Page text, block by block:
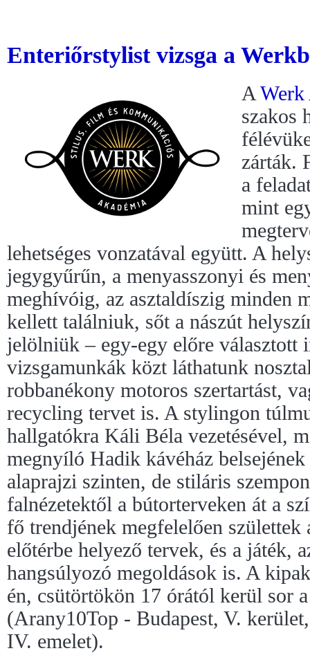
Enteriőrstylist vizsga a
A Werk
szakos
zárták.
a
mint
lehetséges vonzatával együtt. A
jegygyűrűn, a menyasszonyi és
meghívóig, az asztaldíszig minden
kellett találniuk, sőt a nászút
jelölniük – egy-egy előre választott
vizsgamunkák közt láthatunk
robbanékony motoros szertartást,
recycling tervet is. A stylingon
hallgatókra Káli Béla vezetésével,
megnyíló Hadik kávéház belsejének
alaprajzi szinten, de stiláris
falnézetektől a bútorterveken át a
fő trendjének megfelelően születtek
előtérbe helyező tervek, és a játék,
hangsúlyozó megoldások is. A
én, csütörtökön 17 órától kerül sor
(Arany10Top - Budapest, V.
IV. emelet).